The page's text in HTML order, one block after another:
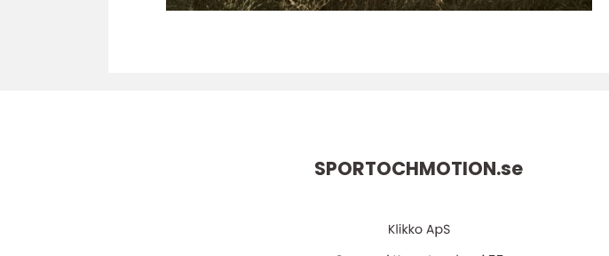
SPORTOCHMOTION.se